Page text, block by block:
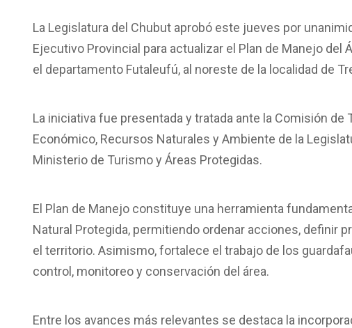
La Legislatura del Chubut aprobó este jueves por
Ejecutivo Provincial para actualizar el Plan de Manejo del
el departamento Futaleufú, al noreste de la localidad de
La iniciativa fue presentada y tratada ante la Comisión
Económico, Recursos Naturales y Ambiente de la
Ministerio de Turismo y Áreas Protegidas.
El Plan de Manejo constituye una herramienta
Natural Protegida, permitiendo ordenar acciones, definir
el territorio. Asimismo, fortalece el trabajo de los
control, monitoreo y conservación del área.
Entre los avances más relevantes se destaca la